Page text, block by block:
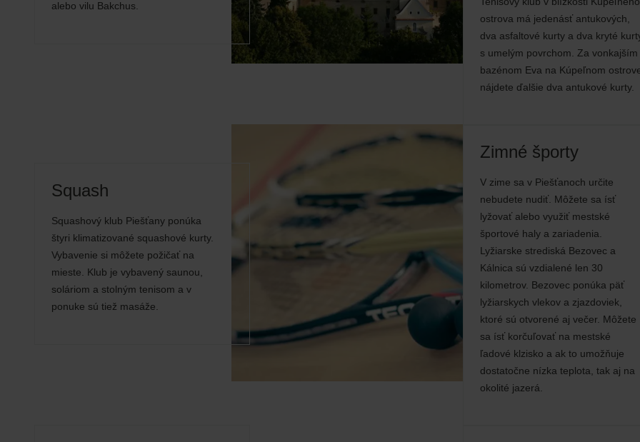
alebo vilu Bakchus.
ostrova má jedenásť antukových,
dva asfaltové kurty a dva kryté
s umelým povrchom. Za vonkajším
bazénom Eva na Kúpeľnom
nájdete ďalšie dva antukové kurty.
Squash
Squashový klub Piešťany ponúka
štyri klimatizované squashové kurty.
Vybavenie si môžete požičať na
mieste. Klub je vybavený saunou,
soláriom a stolným tenisom a v
ponuke sú tiež masáže.
Zimné športy
V zime sa v Piešťanoch určite
nebudete nudiť. Môžete sa ísť
lyžovať alebo využiť mestské
športové haly a zariadenia.
Lyžiarske strediská Bezovec a
Kálnica sú vzdialené len 30
kilometrov. Bezovec ponúka päť
lyžiarskych vlekov a zjazdoviek,
ktoré sú otvorené aj večer. Môžete
sa ísť korčuľovať na mestské
ľadové klzisko a ak to umožňuje
dostatočne nízka teplota, tak aj na
okolité jazerá.